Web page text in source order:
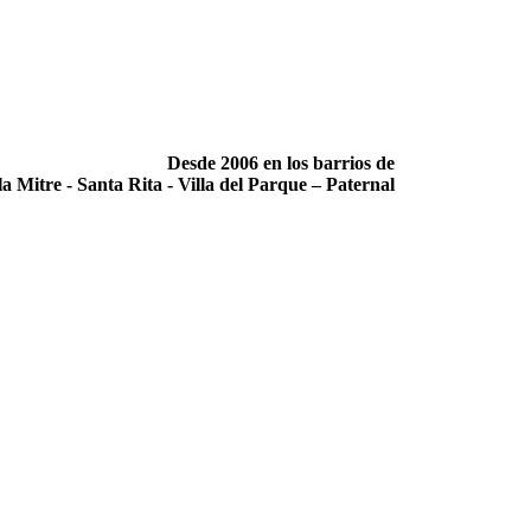
Desde 2006 en los barrios de
Mitre -­ Santa Rita -­ Villa del Parque – Paternal